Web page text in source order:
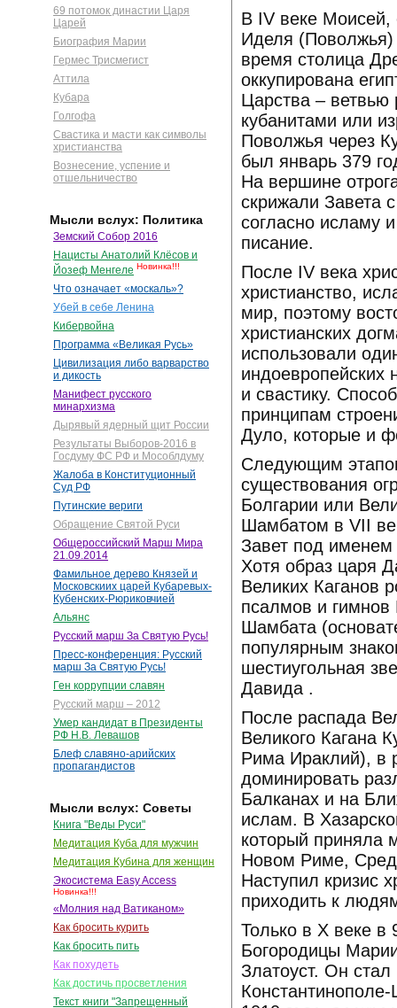
69 потомок династии Царя
Царей
Биография Марии
Гермес Трисмегист
Аттила
Кубара
Голгофа
Свастика и масти как символы
христианства
Вознесение, успение и
отшельничество
Мысли вслух: Политика
Земский Собор 2016
Нацисты Анатолий Клёсов и
Йозеф Менгеле Новинка!!!
Что означает «москаль»?
Убей в себе Ленина
Кибервойна
Программа «Великая Русь»
Цивилизация либо варварство
и дикость
Манифест русского
минархизма
Дырявый ядерный щит России
Результаты Выборов-2016 в
Госдуму ФС РФ и Мособлдуму
Жалоба в Конституционный
Суд РФ
Путинские вериги
Обращение Святой Руси
Общероссийский Марш Мира
21.09.2014
Фамильное дерево Князей и
Московскиих царей Кубаревых-
Кубенских-Рюриковчией
Альянс
Русский марш За Святую Русь!
Пресс-конференция: Русский
марш За Святую Русь!
Ген коррупции славян
Русский марш – 2012
Умер кандидат в Президенты
РФ Н.В. Левашов
Блеф славяно-арийских
пропагандистов
Мысли вслух: Советы
Книга "Веды Руси"
Медитация Куба для мужчин
Медитация Кубина для женщин
Экосистема Easy Access
Новинка!!!
«Молния над Ватиканом»
Как бросить курить
Как бросить пить
Как похудеть
Как достичь просветления
Текст книги "Запрещенный
В IV веке
Иделя (Поволжья)
время столица
оккупирована
Царства –
кубанитами или
Поволжья через
был январь 379
На вершине
скрижали Завета
согласно исламу
писание.
После IV века
христианство,
мир, поэтому
христианских
использовали
индоевропейских
и свастику.
принципам
Дуло, которые и
Следующим
существования
Болгарии или
Шамбатом в VII
Завет под
Хотя образ царя
Великих Каганов
псалмов и гимнов
Шамбата
популярным
шестиугольная
Давида .
После распада
Великого Кагана
Рима Ираклий), в
доминировать
Балканах и на
ислам. В
который приняла
Новом Риме,
Наступил кризис
приходить к
Только в X веке в
Богородицы
Златоуст. Он